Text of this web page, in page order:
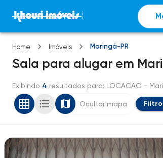
Home Imóveis Maringá-PR
Sala para alugar em
Exibindo 4 resultados para: LOCACAO -
Ocultar mapa